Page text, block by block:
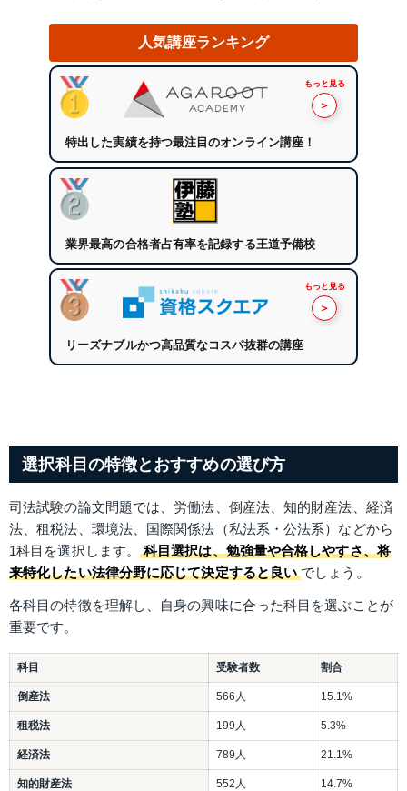
人気講座ランキング
もっと見る
＞
特出した実績を持つ最注目のオンライン講座！
業界最高の合格者占有率を記録する王道予備校
もっと見る
＞
リーズナブルかつ高品質なコスパ抜群の講座
選択科目の特徴とおすすめの選び方
司法試験の論文問題では、労働法、倒産法、知的財産法、経済
法、租税法、環境法、国際関係法（私法系・公法系）などから
1科目を選択します。
科目選択は、勉強量や合格しやすさ、将
来特化したい法律分野に応じて決定すると良い でしょう。
各科目の特徴を理解し、自身の興味に合った科目を選ぶことが
重要です。
科目 受験者数 割合
倒産法 566人 15.1%
租税法 199人 5.3%
経済法 789人 21.1%
知的財産法 552人 14.7%